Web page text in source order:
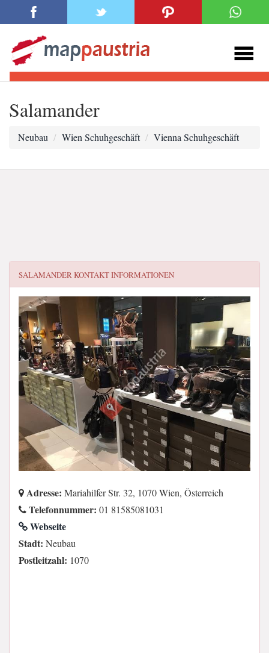
Salamander
Neubau Wien Schuhgeschäft Vienna Schuhgeschäft
SALAMANDERKONTAKT INFORMATIONEN
Adresse: Mariahilfer Str. 32, 1070 Wien, Österreich
Telefonnummer: 01 81585081031
Webseite
Stadt: Neubau
Postleitzahl: 1070